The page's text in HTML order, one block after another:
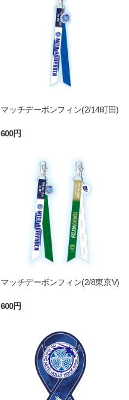
マッチデーボンフィン(2/14町田)
600円
マッチデーボンフィン(2/8東京V)
600円